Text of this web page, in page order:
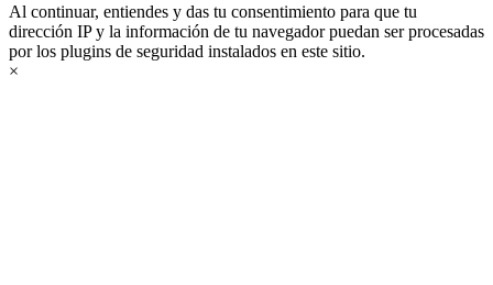
Al continuar, entiendes y das tu consentimiento para que tu
dirección IP y la información de tu navegador puedan ser procesadas
por los plugins de seguridad instalados en este sitio.
×